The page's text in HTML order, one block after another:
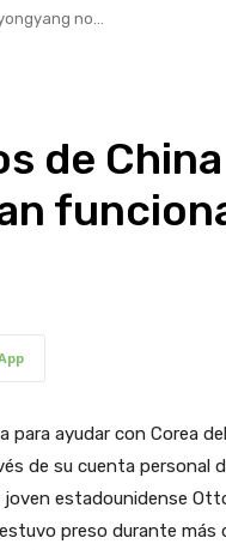
no...
de
para ayudar con Corea
de su cuenta personal
estadounidense
preso durante más